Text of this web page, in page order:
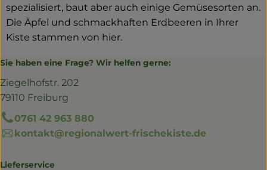
spezialisiert, baut aber auch einige Gemüsesorten an.
Die Äpfel und schmackhaften Erdbeeren in Ihrer
Kiste stammen von hier.
Sie haben eine Frage? Wir helfen gerne:
Ziegelhofstr. 202
79110 Freiburg
0761 42 963 880
kontakt@regionalwert-frischekiste.de
Lieferservice